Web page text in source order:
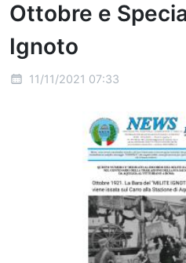
Ottobre e
Ignoto
11/11/2021 07:33